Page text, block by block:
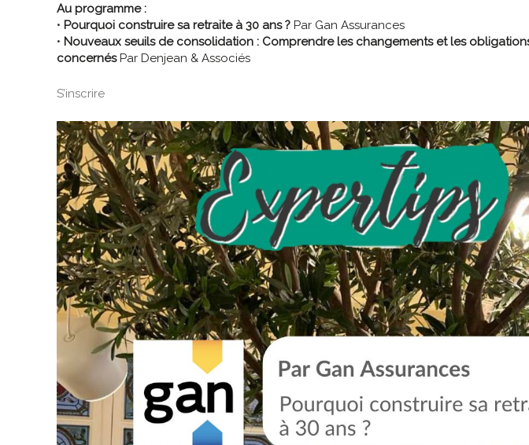
Au programme :
• Pourquoi construire sa retraite à 30 ans ? Par Gan Assurances
• Nouveaux seuils de consolidation : Comprendre les changements et les
concernésPar Denjean & Associés
S’inscrire